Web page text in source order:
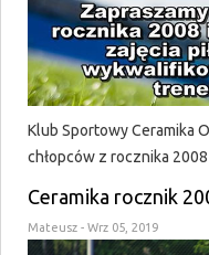
Klub Sportowy Ceramika
chłopców z rocznika 2008
Ceramika rocznik
Mateusz - Wrz 05, 2019